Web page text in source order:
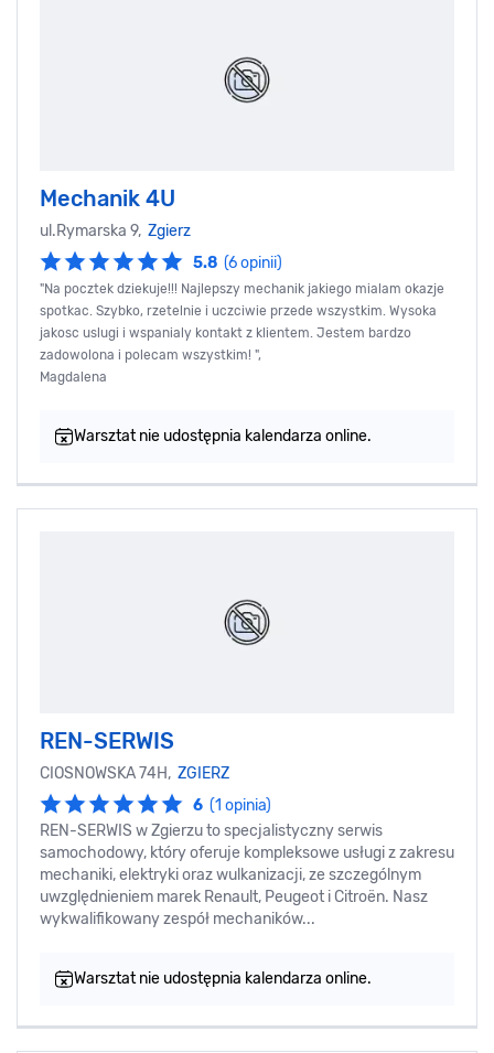
Mechanik 4U
ul.Rymarska 9, Zgierz
5.8 (6 opinii)
"Na pocztek dziekuje!!! Najlepszy mechanik jakiego mialam okazje
spotkac. Szybko, rzetelnie i uczciwie przede wszystkim. Wysoka
jakosc uslugi i wspanialy kontakt z klientem. Jestem bardzo
zadowolona i polecam wszystkim! ",
Magdalena
Warsztat nie udostępnia kalendarza online.
REN-SERWIS
CIOSNOWSKA 74H, ZGIERZ
6 (1 opinia)
REN-SERWIS w Zgierzu to specjalistyczny serwis
samochodowy, który oferuje kompleksowe usługi z zakresu
mechaniki, elektryki oraz wulkanizacji, ze szczególnym
uwzględnieniem marek Renault, Peugeot i Citroën. Nasz
wykwalifikowany zespół mechaników...
Warsztat nie udostępnia kalendarza online.